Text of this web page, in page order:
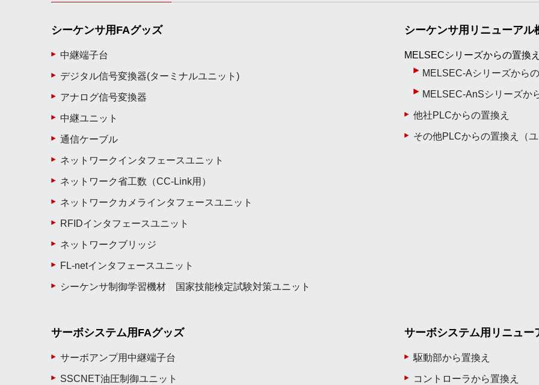
シーケンサ用FAグッズ
中継端子台
デジタル信号変換器(ターミナルユニット)
アナログ信号変換器
中継ユニット
通信ケーブル
ネットワークインタフェースユニット
ネットワーク省工数（CC-Link用）
ネットワークカメラインタフェースユニット
RFIDインタフェースユニット
ネットワークブリッジ
FL-netインタフェースユニット
シーケンサ制御学習機材 国家技能検定試験対策ユニット
シーケンサ用リニューアル
MELSECシリーズからの置換
MELSEC-Aシリーズから
MELSEC-AnSシリーズか
他社PLCからの置換え
その他PLCからの置換え（
サーボシステム用FAグッズ
サーボアンプ用中継端子台
SSCNET油圧制御ユニット
サーボシステム用リニュー
駆動部から置換え
コントローラから置換え